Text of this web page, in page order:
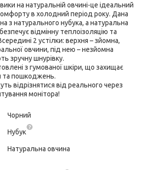
на натуральній овчині-це ідеальний
в холодний період року. Дана
з натурального нубука, а натуральна
відмінну теплоізоляцію та
2 устілки: верхня – зйомна,
овчини, під нею – незйомна
зручну шнурівку.
з гумованої шкіри, що захищає
та пошкоджень.
відрізнятися від реального через
монітора!
Чорний
Нубук
Натуральна овчина